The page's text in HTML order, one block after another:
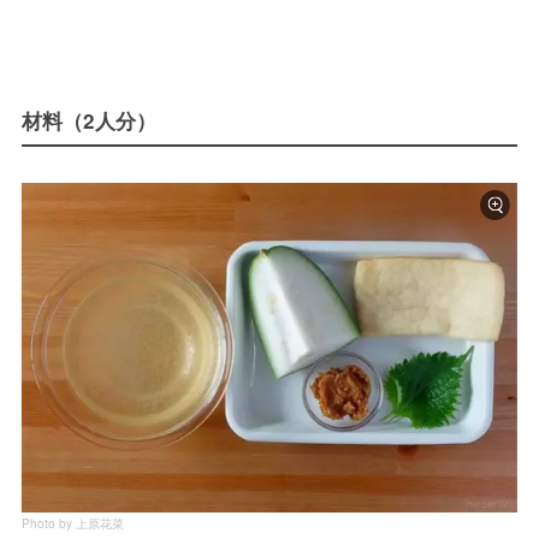
材料（2人分）
Photo by 上原花菜